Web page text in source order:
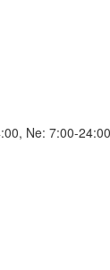
Ne: 7:00-24:00